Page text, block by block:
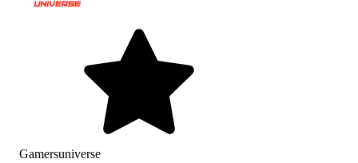
Gamersuniverse